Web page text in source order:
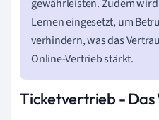
gewährleisten. Zudem
Lernen eingesetzt, um
verhindern, was das
Online-Vertrieb stärkt.
Ticketvertrieb -